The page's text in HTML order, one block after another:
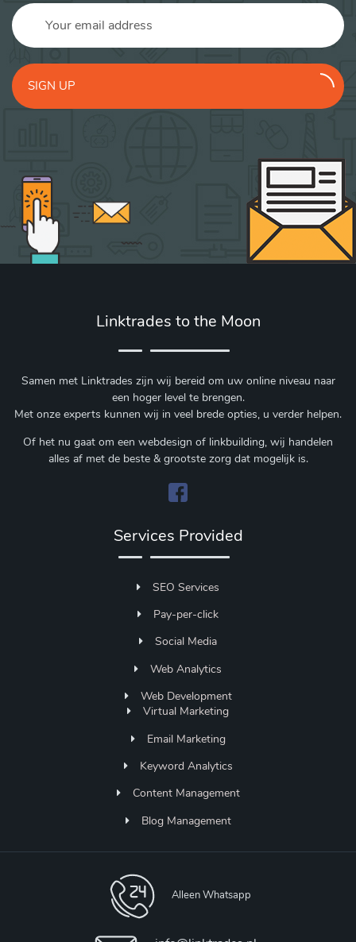
SIGN UP
Linktrades to the Moon
Samen met Linktrades zijn wij bereid om uw online niveau naar
een hoger level te brengen.
Met onze experts kunnen wij in veel brede opties, u verder helpen.
Of het nu gaat om een webdesign of linkbuilding, wij handelen
alles af met de beste & grootste zorg dat mogelijk is.
Services Provided
SEO Services
Pay-per-click
Social Media
Web Analytics
Web Development
Virtual Marketing
Email Marketing
Keyword Analytics
Content Management
Blog Management
Alleen Whatsapp